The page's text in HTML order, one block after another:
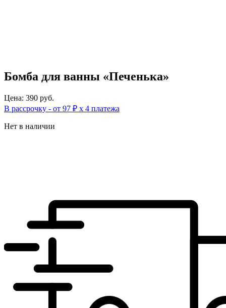
Бомба для ванны «Печенька»
Цена: 390 руб.
В рассрочку - от 97 ₽ х 4 платежа
Нет в наличии